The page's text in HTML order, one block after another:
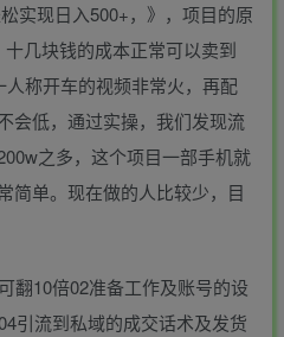
实现日入500+，》，项目的原
几块钱的成本正常可以卖到
称开车的视频非常火，再配
会低，通过实操，我们发现流
之多，这个项目一部手机就
简单。现在做的人比较少，目
翻10倍02准备工作及账号的设
引流到私域的成交话术及发货